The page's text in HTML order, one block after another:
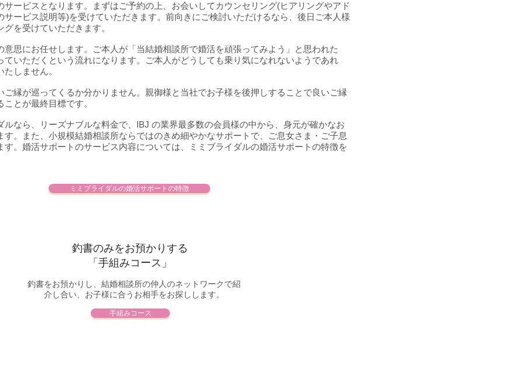
サービスとなります。まずはご予約の上、お会いしてカウンセリング(ヒアリングやアド
サービス説明等)を受けていただきます。前向きにご検討いただけるなら、後日ご本人様
を受けていただきます。
意思にお任せします。ご本人が「当結婚相談所で婚活を頑張ってみよう」と思われた
ていただくという流れになります。ご本人がどうしても乗り気になれないようであれ
しません。
ご縁が巡ってくるか分かりません。親御様と当社でお子様を後押しすることで良いご縁
とが最終目標です。
ルなら、リーズナブルな料金で、IBJ の業界最多数の会員様の中から、身元が確かなお
す。また、小規模結婚相談所ならではのきめ細やかなサポートで、ご息女さま・ご子息
す。婚活サポートのサービス内容については、ミミブライダルの婚活サポートの特徴を
ミミブライダルの婚活サポートの特徴
釣書のみをお預かりする
「手組みコース」
釣書をお預かりし、結婚相談所の仲人のネットワークで紹
介し合い、お子様に合うお相手をお探しします。
手組みコース